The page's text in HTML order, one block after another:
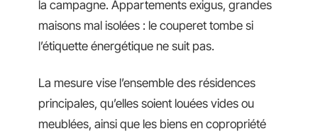
la campagne. Appartements exigus, grandes
maisons mal isolées : le couperet tombe si
l’étiquette énergétique ne suit pas.
La mesure vise l’ensemble des résidences
principales, qu’elles soient louées vides ou
meublées, ainsi que les biens en copropriété